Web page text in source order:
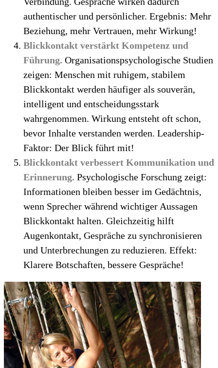
authentischer und persönlicher. Ergebnis: Mehr
Beziehung, mehr Vertrauen, mehr Wirkung!
Blickkontakt verstärkt Kompetenz und
Führung. Organisationspsychologische Studien
zeigen: Menschen mit ruhigem, stabilem
Blickkontakt werden häufiger als souverän,
intelligent und entscheidungsstark
wahrgenommen. Wirkung entsteht oft schon,
bevor Inhalte verstanden werden. Leadership-
Faktor: Der Blick führt mit!
Blickkontakt verbessert Kommunikation und
Erinnerung. Psychologische Forschung zeigt:
Informationen bleiben besser im Gedächtnis,
wenn Sprecher während wichtiger Aussagen
Blickkontakt halten. Gleichzeitig hilft
Augenkontakt, Gespräche zu synchronisieren
und Unterbrechungen zu reduzieren. Effekt:
Klarere Botschaften, bessere Gespräche!